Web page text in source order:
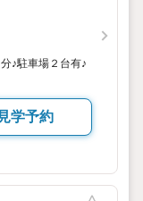
♪駐車場２台有♪
見学予約